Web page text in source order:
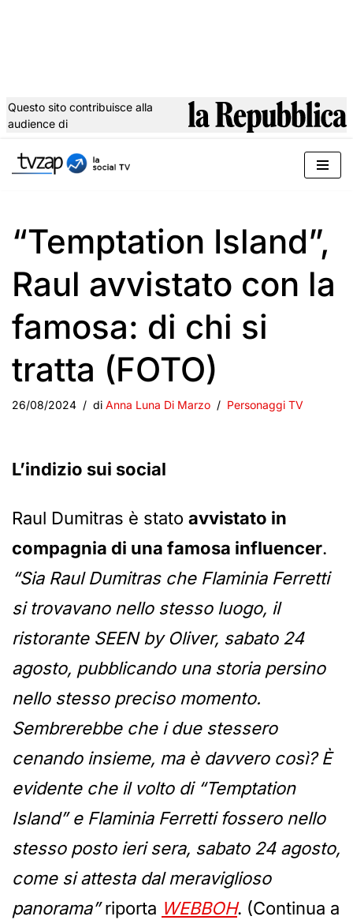
al
Questo sito contribuisce alla
audience di
“Temptation Island”,
Raul avvistato con la
famosa: di chi si
tratta (FOTO)
26/08/2024 di Anna Luna Di Marzo Personaggi TV
L’indizio sui social
Raul Dumitras è stato avvistato in
compagnia di una famosa influencer.
“Sia Raul Dumitras che Flaminia Ferretti
si trovavano nello stesso luogo, il
ristorante SEEN by Oliver, sabato 24
agosto, pubblicando una storia persino
nello stesso preciso momento.
Sembrerebbe che i due stessero
cenando insieme, ma è davvero così? È
evidente che il volto di “Temptation
Island” e Flaminia Ferretti fossero nello
stesso posto ieri sera, sabato 24 agosto,
come si attesta dal meraviglioso
panorama”riporta WEBBOH. (Continua a